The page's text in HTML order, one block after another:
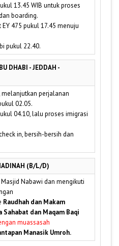
13.45 WIB untuk proses
boarding.
475 pukul 17.45 menuju
pukul 22.40.
DHABI - JEDDAH -
melanjutkan perjalanan
02.05.
04.10, lalu proses imigrasi
in, bersih-bersih dan
(B/L/D)
Nabawi dan mengikuti
Raudhah dan Makam
Sahabat dan Maqam Baqi
muassasah
Manasik Umroh.